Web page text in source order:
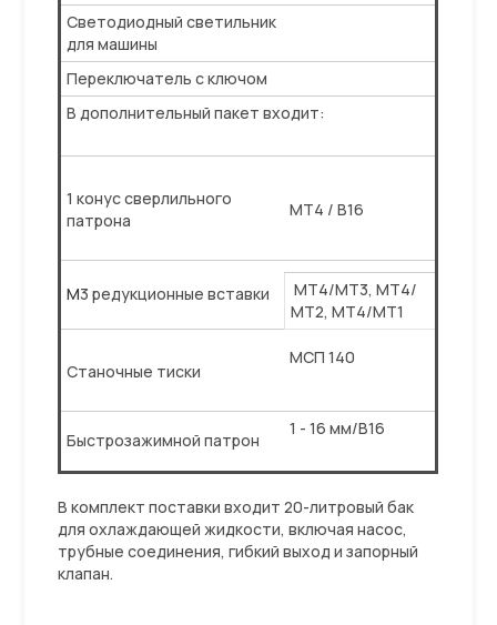
Cветодиодный светильник
для машины
Переключатель с ключом
В дополнительный пакет входит:
1 конус сверлильного
патрона
МТ4 / В16
M3 редукционные вставки
МТ4/МТ3, МТ4/
МТ2, МТ4/МТ1
Станочные тиски
МСП 140
Быстрозажимной патрон
1 - 16 мм/B16
В комплект поставки входит 20-литровый бак
для охлаждающей жидкости, включая насос,
трубные соединения, гибкий выход и запорный
клапан.